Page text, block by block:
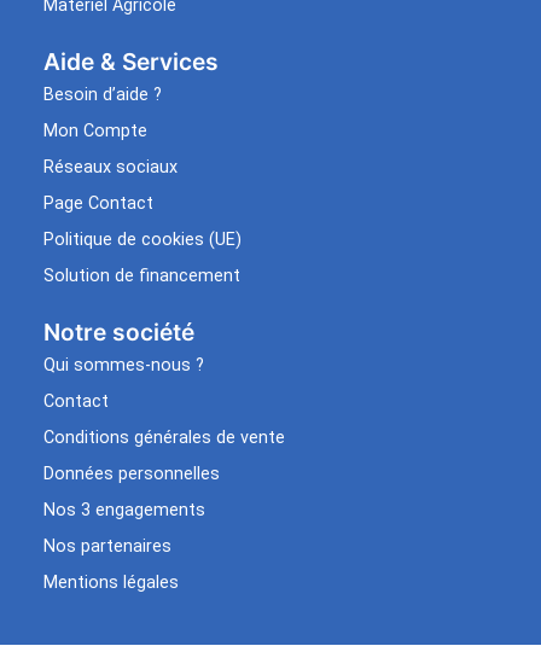
Matériel Agricole
Aide & Services​
Besoin d’aide ?
Mon Compte
Réseaux sociaux
Page Contact
Politique de cookies (UE)
Solution de financement
Notre société
Qui sommes-nous ?
Contact
Conditions générales de vente
Données personnelles
Nos 3 engagements
Nos partenaires
Mentions légales